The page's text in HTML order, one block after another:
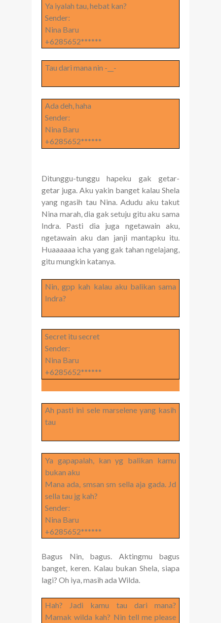
Ya iyalah tau, hebat kan?
Sender:
Nina Baru
+6285652******
Tau dari mana nin -__-
Ada deh, haha
Sender:
Nina Baru
+6285652******
Ditunggu-tunggu hapeku gak getar-
getar juga. Aku yakin banget kalau Shela
yang ngasih tau Nina. Adudu aku takut
Nina marah, dia gak setuju gitu aku sama
Indra. Pasti dia juga ngetawain aku,
ngetawain aku dan janji mantapku itu.
Huaaaaaa icha yang gak tahan ngelajang,
gitu mungkin katanya.
Nin, gpp kah kalau aku balikan sama
Indra?
Secret itu secret
Sender:
Nina Baru
+6285652******
Ah pasti ini sele marselene yang kasih
tau
Ya gapapalah, kan yg balikan kamu
bukan aku
Mana ada, smsan sm sella aja gada. Jd
sella tau jg kah?
Sender:
Nina Baru
+6285652******
Bagus Nin, bagus. Aktingmu bagus
banget, keren. Kalau bukan Shela, siapa
lagi? Oh iya, masih ada Wilda.
Hah? Jadi kamu tau dari mana?
Mamak wilda kah? Nin tell me please